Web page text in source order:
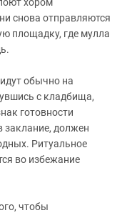
снова отправляются
площадку, где мулла
обычно на
с кладбища,
готовности
заклание, должен
Ритуальное
во избежание
чтобы